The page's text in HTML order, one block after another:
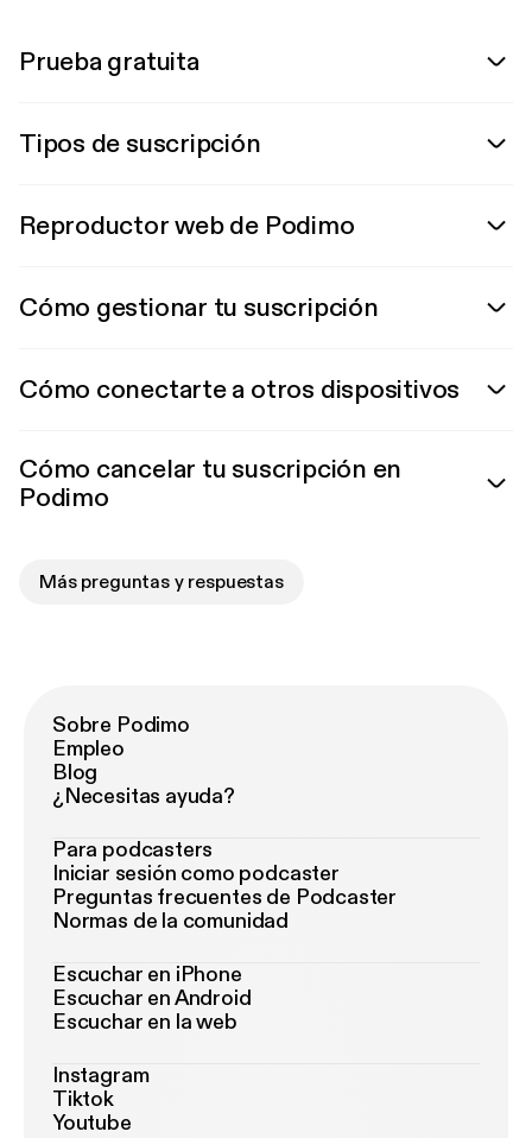
Prueba gratuita
Tipos de suscripción
Reproductor web de Podimo
Cómo gestionar tu suscripción
Cómo conectarte a otros dispositivos
Cómo cancelar tu suscripción en
Podimo
Más preguntas y respuestas
Sobre Podimo
Empleo
Blog
¿Necesitas ayuda?
Para podcasters
Iniciar sesión como podcaster
Preguntas frecuentes de Podcaster
Normas de la comunidad
Escuchar en iPhone
Escuchar en Android
Escuchar en la web
Instagram
Tiktok
Youtube